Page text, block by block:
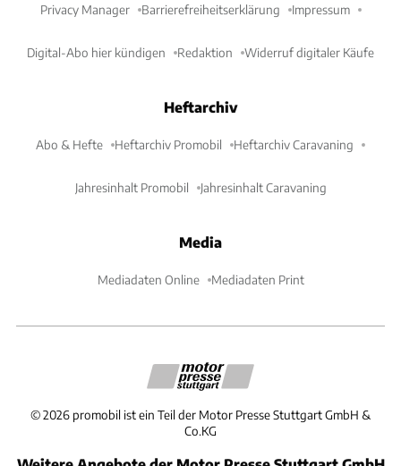
Privacy Manager Barrierefreiheitserklärung Impressum
Digital-Abo hier kündigen Redaktion Widerruf digitaler Käufe
Heftarchiv
Abo & Hefte Heftarchiv Promobil Heftarchiv Caravaning
Jahresinhalt Promobil Jahresinhalt Caravaning
Media
Mediadaten Online Mediadaten Print
©2026 promobil ist ein Teil der Motor Presse Stuttgart GmbH &
Co.KG